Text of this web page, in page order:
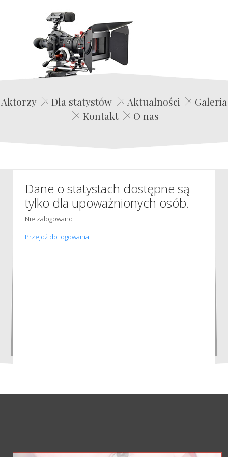
Edwin Film Agencja Aktorska
Aktorzy Dla statystów Aktualności
Galeria
Kontakt
O nas
Dane o statystach dostępne są
tylko dla upoważnionych osób.
Nie zalogowano
Przejdź do logowania